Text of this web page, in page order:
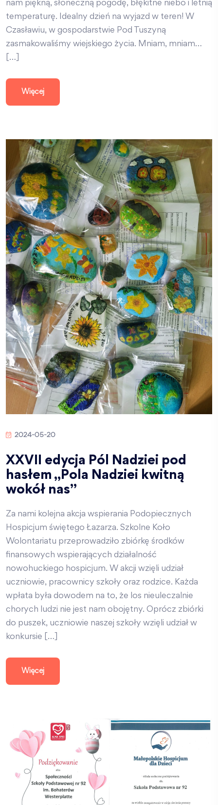
nam piękną, słoneczną pogodę, błękitne niebo i letnią
temperaturę. Idealny dzień na wyjazd w teren! W
Czasławiu, w gospodarstwie Pod Tuszyną
zasmakowaliśmy wiejskiego życia. Mniam, mniam…
[…]
Więcej
2024-05-20
XXVII edycja Pól Nadziei pod
hasłem „Pola Nadziei kwitną
wokół nas”
Za nami kolejna akcja wspierania Podopiecznych
Hospicjum świętego Łazarza. Szkolne Koło
Wolontariatu przeprowadziło zbiórkę środków
finansowych wspierających działalność
nowohuckiego hospicjum. W akcji wzięli udział
uczniowie, pracownicy szkoły oraz rodzice. Każda
wpłata była dowodem na to, że los nieuleczalnie
chorych ludzi nie jest nam obojętny. Oprócz zbiórki
do puszek, uczniowie naszej szkoły wzięli udział w
konkursie […]
Więcej